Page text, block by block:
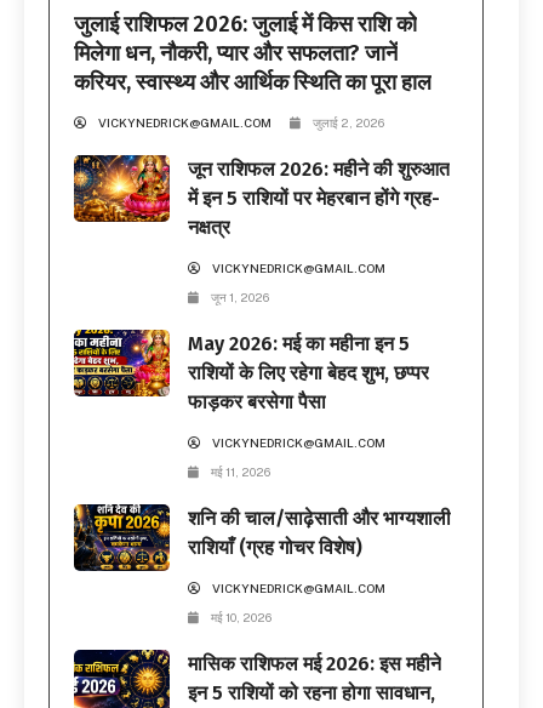
जुलाई राशिफल 2026: जुलाई में किस राशि को
मिलेगा धन, नौकरी, प्यार और सफलता? जानें
करियर, स्वास्थ्य और आर्थिक स्थिति का पूरा हाल
VICKYNEDRICK@GMAIL.COM जुलाई 2, 2026
जून राशिफल 2026: महीने की शुरुआत
में इन 5 राशियों पर मेहरबान होंगे ग्रह-
नक्षत्र
VICKYNEDRICK@GMAIL.COM
जून 1, 2026
May 2026: मई का महीना इन 5
राशियों के लिए रहेगा बेहद शुभ, छप्पर
फाड़कर बरसेगा पैसा
VICKYNEDRICK@GMAIL.COM
मई 11, 2026
शनि की चाल/साढ़ेसाती और भाग्यशाली
राशियाँ (ग्रह गोचर विशेष)
VICKYNEDRICK@GMAIL.COM
मई 10, 2026
मासिक राशिफल मई 2026: इस महीने
इन 5 राशियों को रहना होगा सावधान,